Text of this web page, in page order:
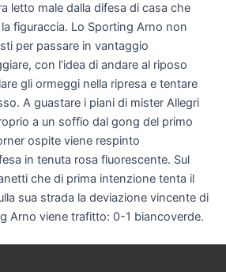
letto male dalla difesa di casa che
figuraccia. Lo Sporting Arno non
per passare in vantaggio
con l’idea di andare al riposo
gli ormeggi nella ripresa e tentare
A guastare i piani di mister Allegri
a un soffio dal gong del primo
ospite viene respinto
in tenuta rosa fluorescente. Sul
che di prima intenzione tenta il
sua strada la deviazione vincente di
Arno viene trafitto: 0-1 biancoverde.